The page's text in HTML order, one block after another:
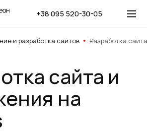
+38 095 520-30-05
и разработка сайтов Разработка
сайта и
на